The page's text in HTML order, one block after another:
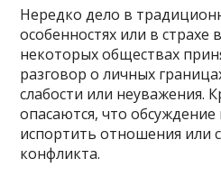
Нередко дело в
особенностях или в страхе
некоторых обществах
разговор о личных
слабости или неуважения.
опасаются, что
испортить отношения или
конфликта.